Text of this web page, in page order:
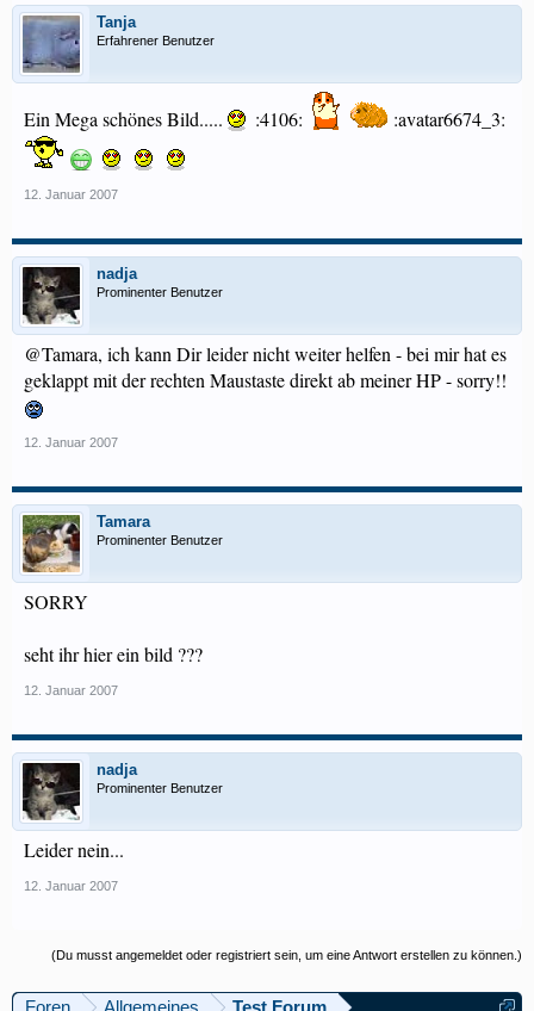
Tanja
Erfahrener Benutzer
Ein Mega schönes Bild..... :4106: :avatar6674_3:
12. Januar 2007
nadja
Prominenter Benutzer
@Tamara, ich kann Dir leider nicht weiter helfen - bei mir hat es
geklappt mit der rechten Maustaste direkt ab meiner HP - sorry!!
12. Januar 2007
Tamara
Prominenter Benutzer
SORRY
seht ihr hier ein bild ???
12. Januar 2007
nadja
Prominenter Benutzer
Leider nein...
12. Januar 2007
(Du musst angemeldet oder registriert sein, um eine Antwort erstellen zu können.)
Foren Allgemeines Test Forum